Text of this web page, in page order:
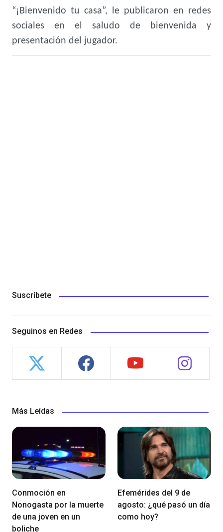
“¡Bienvenido tu casa”, le publicaron en redes
sociales en el saludo de bienvenida y
presentación del jugador.
Suscríbete
Seguinos en Redes
Más Leídas
Conmoción en
Nonogasta por la muerte
de una joven en un
boliche
Efemérides del 9 de
agosto: ¿qué pasó un día
como hoy?